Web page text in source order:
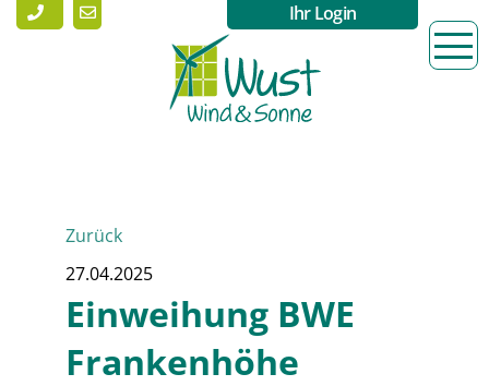
Ihr Login
Zurück
27.04.2025
Einweihung BWE
Frankenhöhe